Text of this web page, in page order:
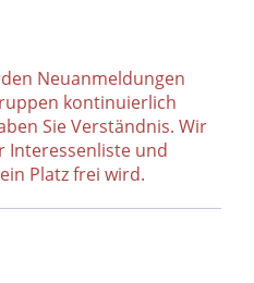
Neuanmeldungen
kontinuierlich
Sie Verständnis. Wir
Interessenliste und
Platz frei wird.